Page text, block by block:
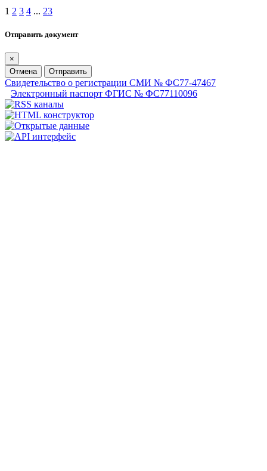
1 2 3 4 ... 23
Отправить документ
×
Отмена
Отправить
Свидетельство о регистрации СМИ № ФС77-47467
Электронный паспорт ФГИС № ФС77110096